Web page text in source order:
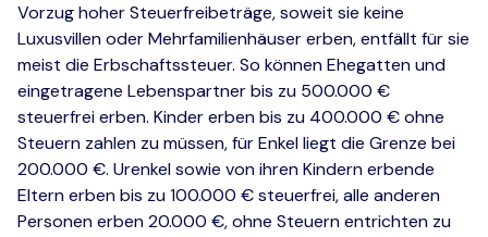
Vorzug hoher Steuerfreibeträge, soweit sie keine
Luxusvillen oder Mehrfamilienhäuser erben, entfällt für sie
meist die Erbschaftssteuer. So können Ehegatten und
eingetragene Lebenspartner bis zu 500.000 €
steuerfrei erben. Kinder erben bis zu 400.000 € ohne
Steuern zahlen zu müssen, für Enkel liegt die Grenze bei
200.000 €. Urenkel sowie von ihren Kindern erbende
Eltern erben bis zu 100.000 € steuerfrei, alle anderen
Personen erben 20.000 €, ohne Steuern entrichten zu